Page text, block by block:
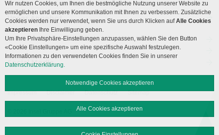
Unser Angebot
Social Media
Impressum Disclaimer Datenschutz Sitemap
Wir nutzen Cookies, um Ihnen die bestmögliche Nutzung unserer Website zu
ermöglichen und unsere Kommunikation mit Ihnen zu verbessern. Zusätzliche
Cookies werden nur verwendet, wenn Sie uns durch Klicken aufAlle Cookies
akzeptieren Ihre Einwilligung geben.
Um Ihre Privatsphäre-Einstellungen anzupassen, wählen Sie den Button
«Cookie Einstellungen» um eine spezifische Auswahl festzulegen.
Informationen zu den verwendeten Cookies finden Sie in unserer
Datenschutzerklärung.
Notwendige Cookies akzeptieren
Alle Cookies akzeptieren